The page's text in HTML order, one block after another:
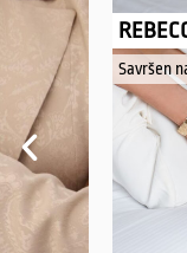
Savršen